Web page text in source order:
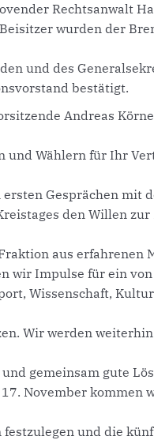
Rechtsanwalt
wurden der
und des
bestätigt.
Andreas
und Wählern für Ihr
ersten Gesprächen mit
den Willen
aus
wir Impulse für ein
Wissenschaft,
Wir werden
gemeinsam gute
November kommen
und die